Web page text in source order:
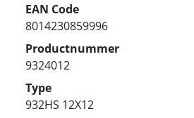
EAN Code
8014230859996
Productnummer
9324012
Type
932HS 12X12